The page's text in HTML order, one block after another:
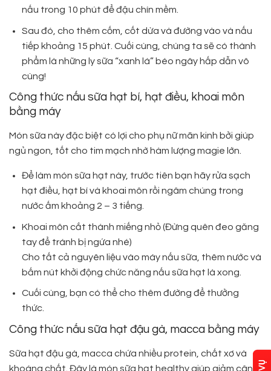
nấu trong 10 phút để đậu chín mềm.
Sau đó, cho thêm cốm, cốt dừa và đường vào và nấu
tiếp khoảng 15 phút. Cuối cùng, chúng ta sẽ có thành
phẩm là những ly sữa “xanh lá” béo ngây hấp dẫn vô
cùng!
Công thức nấu sữa hạt bí, hạt điều, khoai môn
bằng máy
Món sữa này đặc biệt có lợi cho phụ nữ mãn kinh bởi giúp
ngủ ngon, tốt cho tim mạch nhờ hàm lượng magie lớn.
Để làm món sữa hạt này, trước tiên bạn hãy rửa sạch
hạt điều, hạt bí và khoai môn rồi ngâm chúng trong
nước ấm khoảng 2 – 3 tiếng.
Khoai môn cắt thành miếng nhỏ (Đừng quên đeo găng
tay để tránh bị ngứa nhé)
Cho tất cả nguyên liệu vào máy nấu sữa, thêm nước và
bấm nút khởi động chức năng nấu sữa hạt là xong.
Cuối cùng, bạn có thể cho thêm đường để thưởng
thức.
Công thức nấu sữa hạt đậu gà, macca bằng máy
Sữa hạt đậu gà, macca chứa nhiều protein, chất xơ và
khoáng chất. Đây là món sữa hạt healthy giúp giảm cân